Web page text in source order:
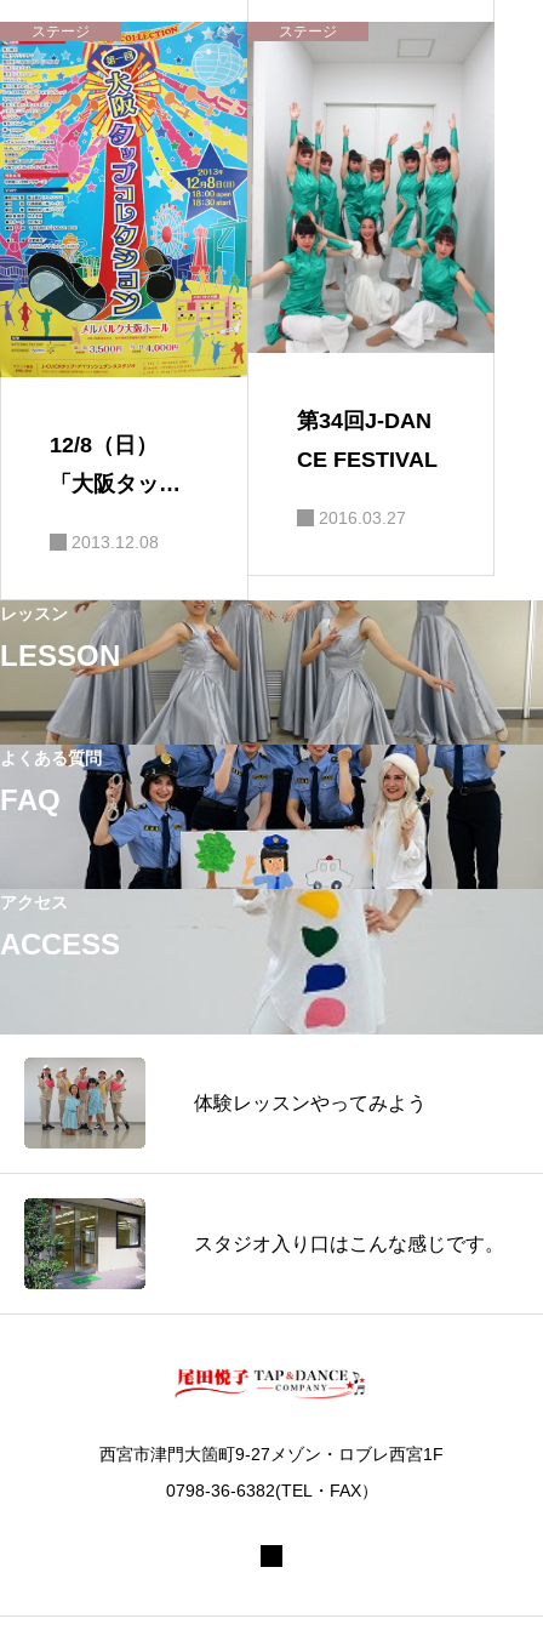
ＥＥＰ Ｏ
Ｎ ＲＨＹＴ
ＨＭ ＶＯ
Ｌ．１2
ステージ
12/8（日）
「大阪タップ
2013.12.08
ステージ
第34回J-DAN
CE FESTIVAL
2016.03.27
レッスン
LESSON
よくある質問
FAQ
アクセス
ACCESS
体験レッスンやってみよう
スタジオ入り口はこんな感じです。
西宮市津門大箇町9-27メゾン・ロブレ西宮1F
0798-36-6382(TEL・FAX）